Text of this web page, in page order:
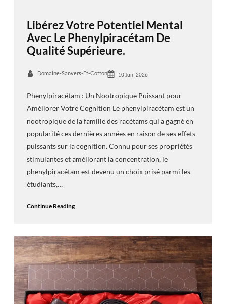
Libérez Votre Potentiel Mental
Avec Le Phenylpiracétam De
Qualité Supérieure.
Domaine-Sanvers-Et-Cotton 10 Juin 2026
Phenylpiracétam : Un Nootropique Puissant pour
Améliorer Votre Cognition Le phenylpiracétam est un
nootropique de la famille des racétams qui a gagné en
popularité ces dernières années en raison de ses effets
puissants sur la cognition. Connu pour ses propriétés
stimulantes et améliorant la concentration, le
phenylpiracétam est devenu un choix prisé parmi les
étudiants,…
Continue Reading